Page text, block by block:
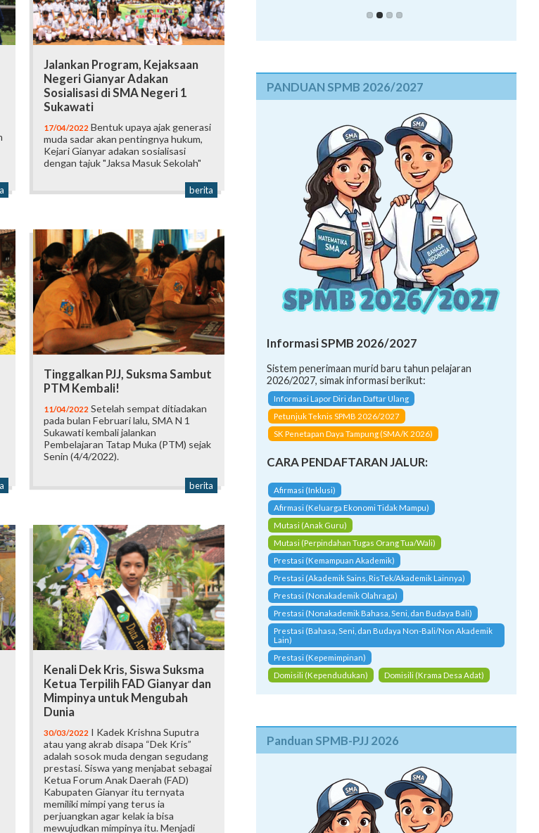
Jalankan Program, Kejaksaan
Negeri Gianyar Adakan
Sosialisasi di SMA Negeri 1
Sukawati
17/04/2022 Bentuk upaya ajak generasi
muda sadar akan pentingnya hukum,
Kejari Gianyar adakan sosialisasi
dengan tajuk "Jaksa Masuk Sekolah"
berita
Tinggalkan PJJ, Suksma Sambut
PTM Kembali!
11/04/2022 Setelah sempat ditiadakan
pada bulan Februari lalu, SMA N 1
Sukawati kembali jalankan
Pembelajaran Tatap Muka (PTM) sejak
Senin (4/4/2022).
berita
Kenali Dek Kris, Siswa Suksma
Ketua Terpilih FAD Gianyar dan
Mimpinya untuk Mengubah
Dunia
30/03/2022 I Kadek Krishna Suputra
atau yang akrab disapa “Dek Kris”
adalah sosok muda dengan segudang
prestasi. Siswa yang menjabat sebagai
Ketua Forum Anak Daerah (FAD)
Kabupaten Gianyar itu ternyata
memiliki mimpi yang terus ia
perjuangkan agar kelak ia bisa
mewujudkan mimpinya itu. Menjadi
PANDUAN SPMB 2026/2027
Informasi SPMB 2026/2027
Sistem penerimaan murid baru tahun pelajaran
2026/2027, simak informasi berikut:
Informasi Lapor Diri dan Daftar Ulang
Petunjuk Teknis SPMB 2026/2027
SK Penetapan Daya Tampung (SMA/K 2026)
CARA PENDAFTARAN JALUR:
Afirmasi (Inklusi)
Afirmasi (Keluarga Ekonomi Tidak Mampu)
Mutasi (Anak Guru)
Mutasi (Perpindahan Tugas Orang Tua/Wali)
Prestasi (Kemampuan Akademik)
Prestasi (Akademik Sains, RisTek/Akademik Lainnya)
Prestasi (Nonakademik Olahraga)
Prestasi (Nonakademik Bahasa, Seni, dan Budaya Bali)
Prestasi (Bahasa, Seni, dan Budaya Non-Bali/Non Akademik
Lain)
Prestasi (Kepemimpinan)
Domisili (Kependudukan)
Domisili (Krama Desa Adat)
Panduan SPMB-PJJ 2026